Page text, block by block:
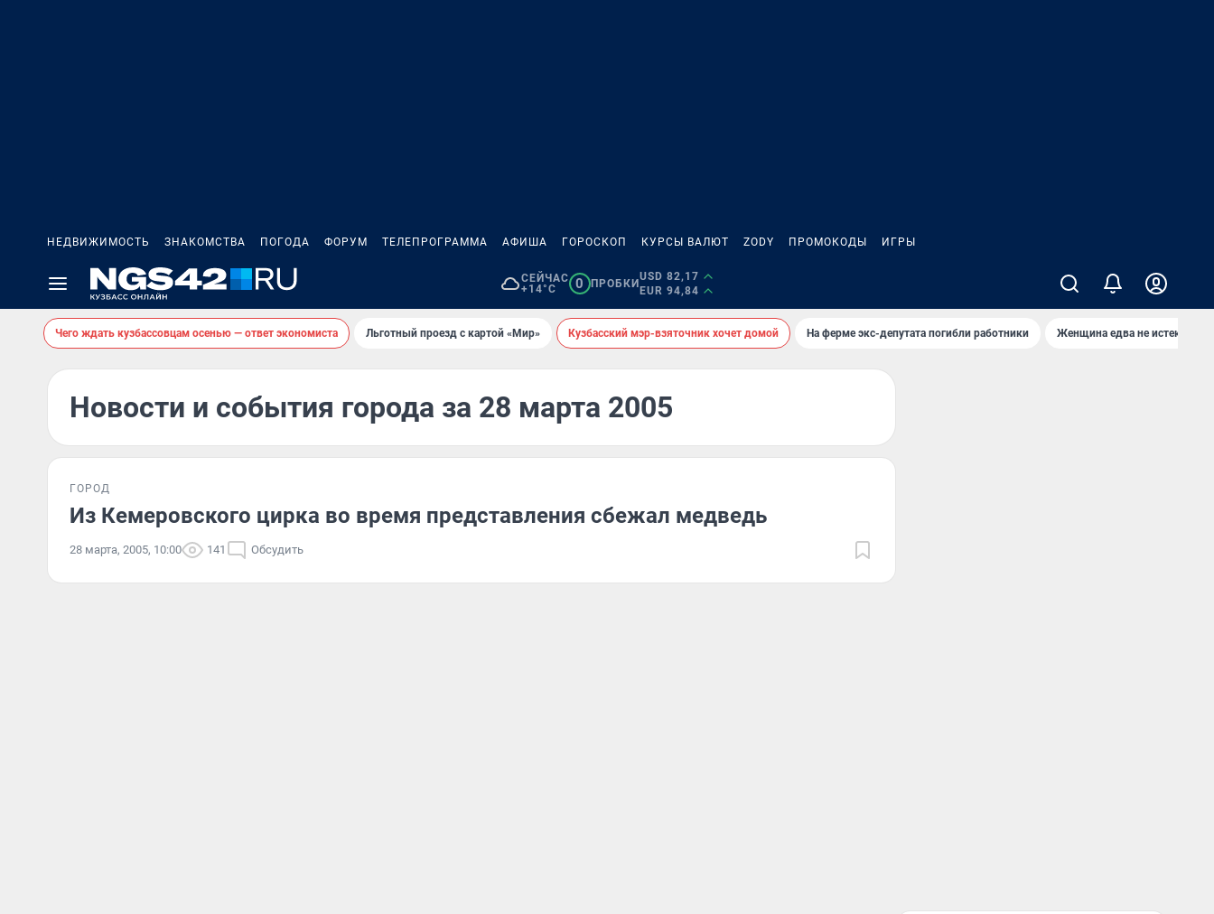
НЕДВИЖИМОСТЬ ЗНАКОМСТВА ПОГОДА ФОРУМ ТЕЛЕПРОГРАММА АФИША ГОРОСКОП КУРСЫ ВАЛЮТ ZODY ПРОМОКОДЫ ИГРЫ
СЕЙЧАС
+14°C
0 ПРОБКИ
USD 82,17
EUR 94,84
Чего ждать кузбассовцам осенью — ответ экономиста Льготный проезд с картой «Мир» Кузбасский мэр-взяточник хочет домой На ферме экс-депутата погибли работники Женщина едва не истекла
Новости и события города за 28 марта 2005
ГОРОД
Из Кемеровского цирка во время представления сбежал медведь
28 марта, 2005, 10:00 141 Обсудить